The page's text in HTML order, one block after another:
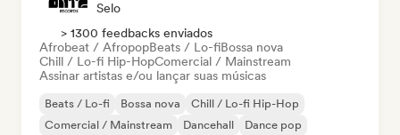
Selo
> 1300 feedbacks enviados
Afrobeat / AfropopBeats / Lo-fiBossa nova
Chill / Lo-fi Hip-HopComercial / Mainstream
Assinar artistas e/ou lançar suas músicas
Beats / Lo-fi Bossa nova
Chill / Lo-fi Hip-Hop
Comercial / Mainstream
Dancehall
Dance pop